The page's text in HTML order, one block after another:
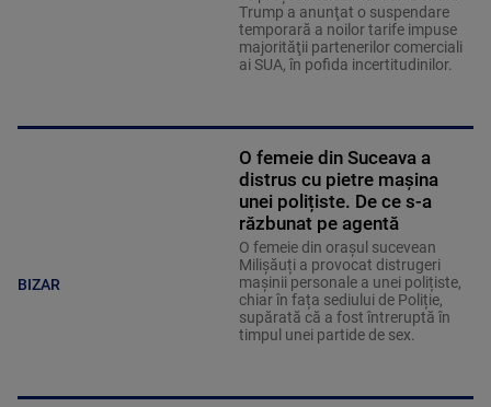
Trump a anunţat o suspendare
temporară a noilor tarife impuse
majorităţii partenerilor comerciali
ai SUA, în pofida incertitudinilor.
BIZAR
O femeie din Suceava a
distrus cu pietre mașina
unei polițiste. De ce s-a
răzbunat pe agentă
O femeie din orașul sucevean
Milișăuți a provocat distrugeri
mașinii personale a unei polițiste,
chiar în fața sediului de Poliție,
supărată că a fost întreruptă în
timpul unei partide de sex.